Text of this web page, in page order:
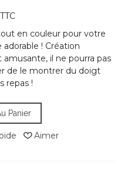
TTC
en couleur pour votre
! Création
amusante, il ne pourra pas
de le montrer du doigt
repas !
Panier
Aimer